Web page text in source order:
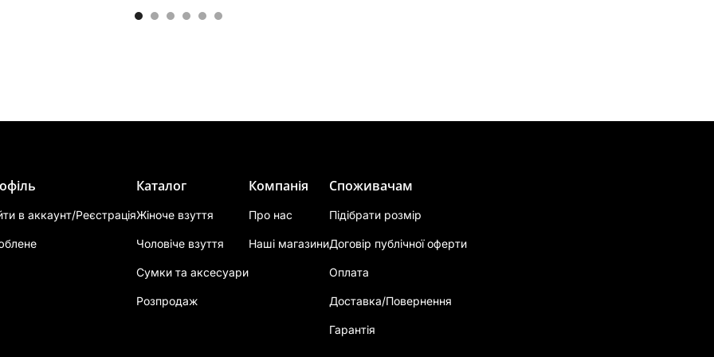
в аккаунт/Реєстрація
Каталог
Жіноче взуття
Чоловіче взуття
Сумки та аксесуари
Розпродаж
Компанія
Про нас
Наші магазини
Споживачам
Підібрати розмір
Договір публічної оферти
Оплата
Доставка/Повернення
Гарантія